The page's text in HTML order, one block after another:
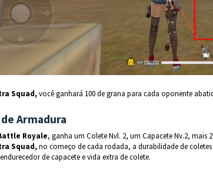
Squad,você ganhará 100 de grana para cada oponente
Armadura
Royale, ganha um Colete Nvl. 2, um Capacete Nv.2, mais
Squad,no começo de cada rodada, a durabilidade de
de capacete e vida extra de colete.